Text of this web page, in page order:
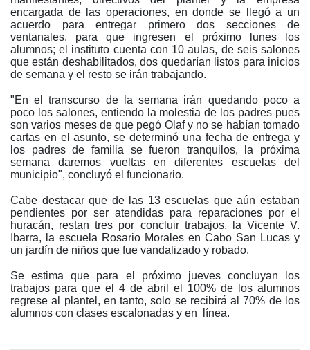
encargada de las operaciones, en donde se llegó a un
acuerdo para entregar primero dos secciones de
ventanales, para que ingresen el próximo lunes los
alumnos; el instituto cuenta con 10 aulas, de seis salones
que están deshabilitados, dos quedarían listos para inicios
de semana y el resto se irán trabajando.
"En el transcurso de la semana irán quedando poco a
poco los salones, entiendo la molestia de los padres pues
son varios meses de que pegó Olaf y no se habían tomado
cartas en el asunto, se determinó una fecha de entrega y
los padres de familia se fueron tranquilos, la próxima
semana daremos vueltas en diferentes escuelas del
municipio", concluyó el funcionario.
Cabe destacar que de las 13 escuelas que aún estaban
pendientes por ser atendidas para reparaciones por el
huracán, restan tres por concluir trabajos, la Vicente V.
Ibarra, la escuela Rosario Morales en Cabo San Lucas y
un jardín de niños que fue vandalizado y robado.
Se estima que para el próximo jueves concluyan los
trabajos para que el 4 de abril el 100% de los alumnos
regrese al plantel, en tanto, solo se recibirá al 70% de los
alumnos con clases escalonadas y en línea.